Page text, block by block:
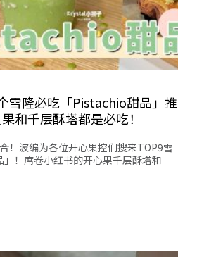
雪隆必吃「Pistachio甜品」推
和千层酥塔都是必吃！
！波编为各位开心果控们搜来TOP9雪
！席卷小红书的开心果千层酥塔和